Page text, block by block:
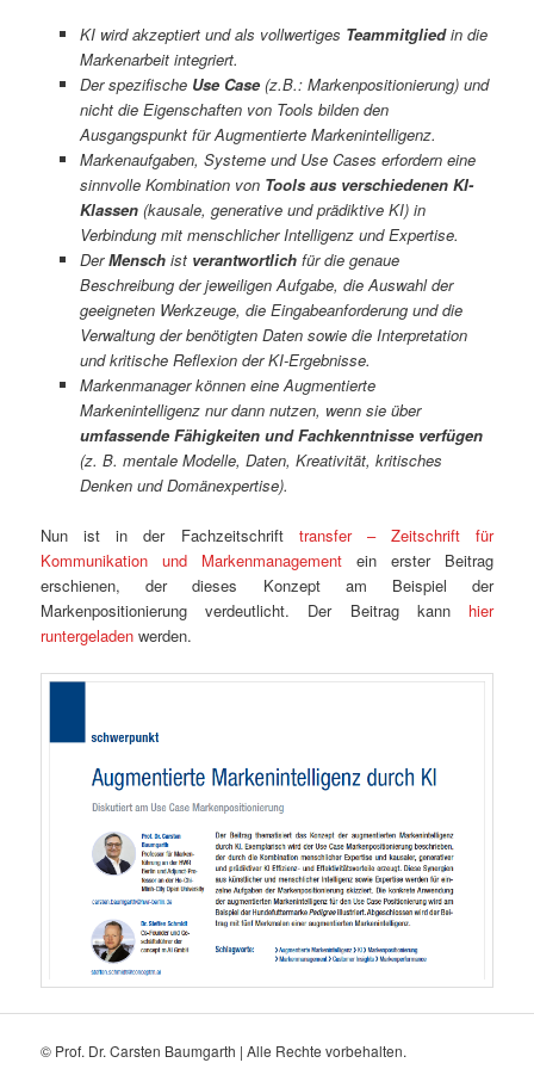
KI wird akzeptiert und als vollwertiges Teammitgliedin die
Markenarbeit integriert.
Der spezifische Use Case (z.B.: Markenpositionierung) und
nicht die Eigenschaften von Tools bilden den
Ausgangspunkt für Augmentierte Markenintelligenz.
Markenaufgaben, Systeme und Use Cases erfordern eine
sinnvolle Kombination von Tools aus verschiedenen KI-
Klassen (kausale, generative und prädiktive KI) in
Verbindung mit menschlicher Intelligenz und Expertise.
DerMenschist verantwortlichfür die genaue
Beschreibung der jeweiligen Aufgabe, die Auswahl der
geeigneten Werkzeuge, die Eingabeanforderung und die
Verwaltung der benötigten Daten sowie die Interpretation
und kritische Reflexion der KI-Ergebnisse.
Markenmanager können eine Augmentierte
Markenintelligenz nur dann nutzen, wenn sie über
umfassende Fähigkeiten und Fachkenntnisse verfügen
(z. B. mentale Modelle, Daten, Kreativität, kritisches
Denken und Domänexpertise).
Nun ist in der Fachzeitschrift transfer – Zeitschrift für
Kommunikation und Markenmanagement ein erster Beitrag
erschienen, der dieses Konzept am Beispiel der
Markenpositionierung verdeutlicht. Der Beitrag kann hier
runtergeladen werden.
© Prof. Dr. Carsten Baumgarth | Alle Rechte vorbehalten.